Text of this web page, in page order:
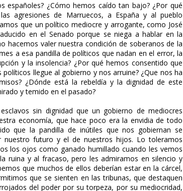
españoles? ¿Cómo hemos caído tan bajo? ¿Por qué
agresiones de Marruecos, a España y al pueblo
que un político mediocre y arrogante, como José
en el Senado porque se niega a hablar en la
hacemos valer nuestra condición de soberanos de la
a esa pandilla de políticos que nadan en el error, la
y la insolencia? ¿Por qué hemos consentido que
llegue al gobierno y nos arruine? ¿Que nos ha
¿Dónde está la rebeldía y la dignidad de este
y temido en el pasado?
sin dignidad que un gobierno de mediocres
economía, que hace poco era la envidia de todo
que la pandilla de inútiles que nos gobiernan se
nuestro futuro y el de nuestros hijos. Lo toleramos
los ojos como ganado humillado cuando les vemos
ruina y al fracaso, pero les admiramos en silencio y
que muchos de ellos deberían estar en la cárcel,
que se sienten en las tribunas, que destaquen
del poder por su torpeza, por su mediocridad,